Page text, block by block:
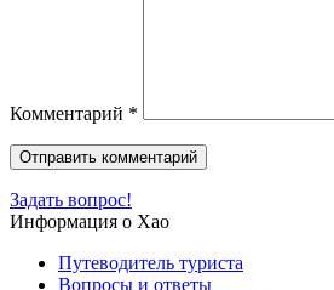
Комментарий *
Задать вопрос!
Информация о Хао
Путеводитель туриста
Вопросы и ответы